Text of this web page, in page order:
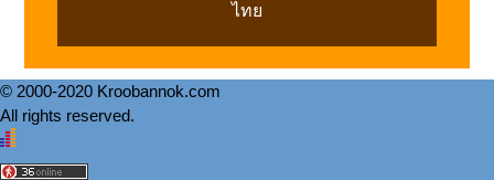
ไทย
© 2000-2020 Kroobannok.com
All rights reserved.